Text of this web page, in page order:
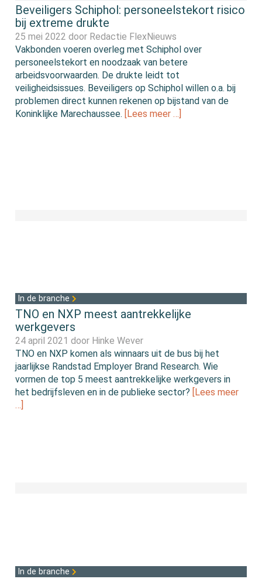
Beveiligers Schiphol: personeelstekort risico
bij extreme drukte
25 mei 2022 door Redactie FlexNieuws
Vakbonden voeren overleg met Schiphol over
personeelstekort en noodzaak van betere
arbeidsvoorwaarden. De drukte leidt tot
veiligheidsissues. Beveiligers op Schiphol willen o.a. bij
problemen direct kunnen rekenen op bijstand van de
Koninklijke Marechaussee. [Lees meer …]
In de branche
TNO en NXP meest aantrekkelijke
werkgevers
24 april 2021 door Hinke Wever
TNO en NXP komen als winnaars uit de bus bij het
jaarlijkse Randstad Employer Brand Research. Wie
vormen de top 5 meest aantrekkelijke werkgevers in
het bedrijfsleven en in de publieke sector?
[Lees meer
…]
In de branche